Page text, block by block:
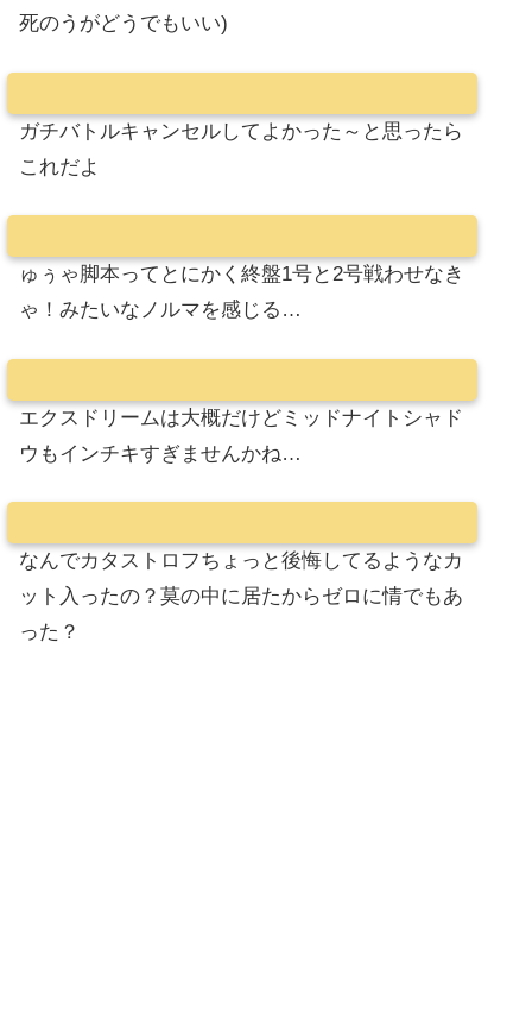
死のうがどうでもいい)
ガチバトルキャンセルしてよかった～と思ったら
これだよ
ゅぅゃ脚本ってとにかく終盤1号と2号戦わせなき
ゃ！みたいなノルマを感じる…
エクスドリームは大概だけどミッドナイトシャド
ウもインチキすぎませんかね…
なんでカタストロフちょっと後悔してるようなカ
ット入ったの？莫の中に居たからゼロに情でもあ
った？